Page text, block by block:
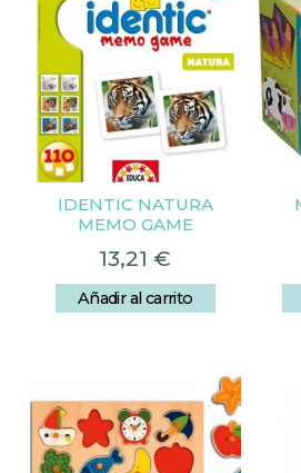
IDENTIC NATURA
MEMO GAME
13,21 €
Añadir al carrito